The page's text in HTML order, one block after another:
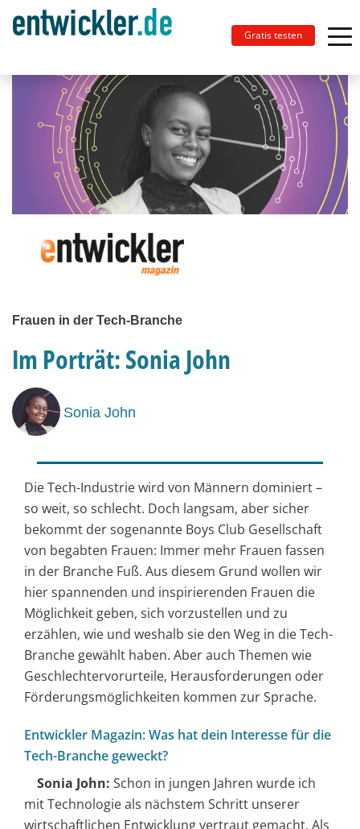
Gratis testen
Frauen in der Tech-Branche
Im Porträt: Sonia John
Sonia John
Die Tech-Industrie wird von Männern dominiert –
so weit, so schlecht. Doch langsam, aber sicher
bekommt der sogenannte Boys Club Gesellschaft
von begabten Frauen: Immer mehr Frauen fassen
in der Branche Fuß. Aus diesem Grund wollen wir
hier spannenden und inspirierenden Frauen die
Möglichkeit geben, sich vorzustellen und zu
erzählen, wie und weshalb sie den Weg in die Tech-
Branche gewählt haben. Aber auch Themen wie
Geschlechtervorurteile, Herausforderungen oder
Förderungsmöglichkeiten kommen zur Sprache.
Entwickler Magazin: Was hat dein Interesse für die
Tech-Branche geweckt?
Sonia John: Schon in jungen Jahren wurde ich
mit Technologie als nächstem Schritt unserer
wirtschaftlichen Entwicklung vertraut gemacht. Als